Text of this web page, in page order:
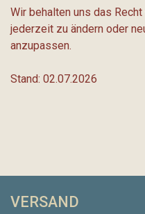
Wir behalten uns das
jederzeit zu ändern oder
anzupassen.
Stand: 02.07.2026
VERSAND